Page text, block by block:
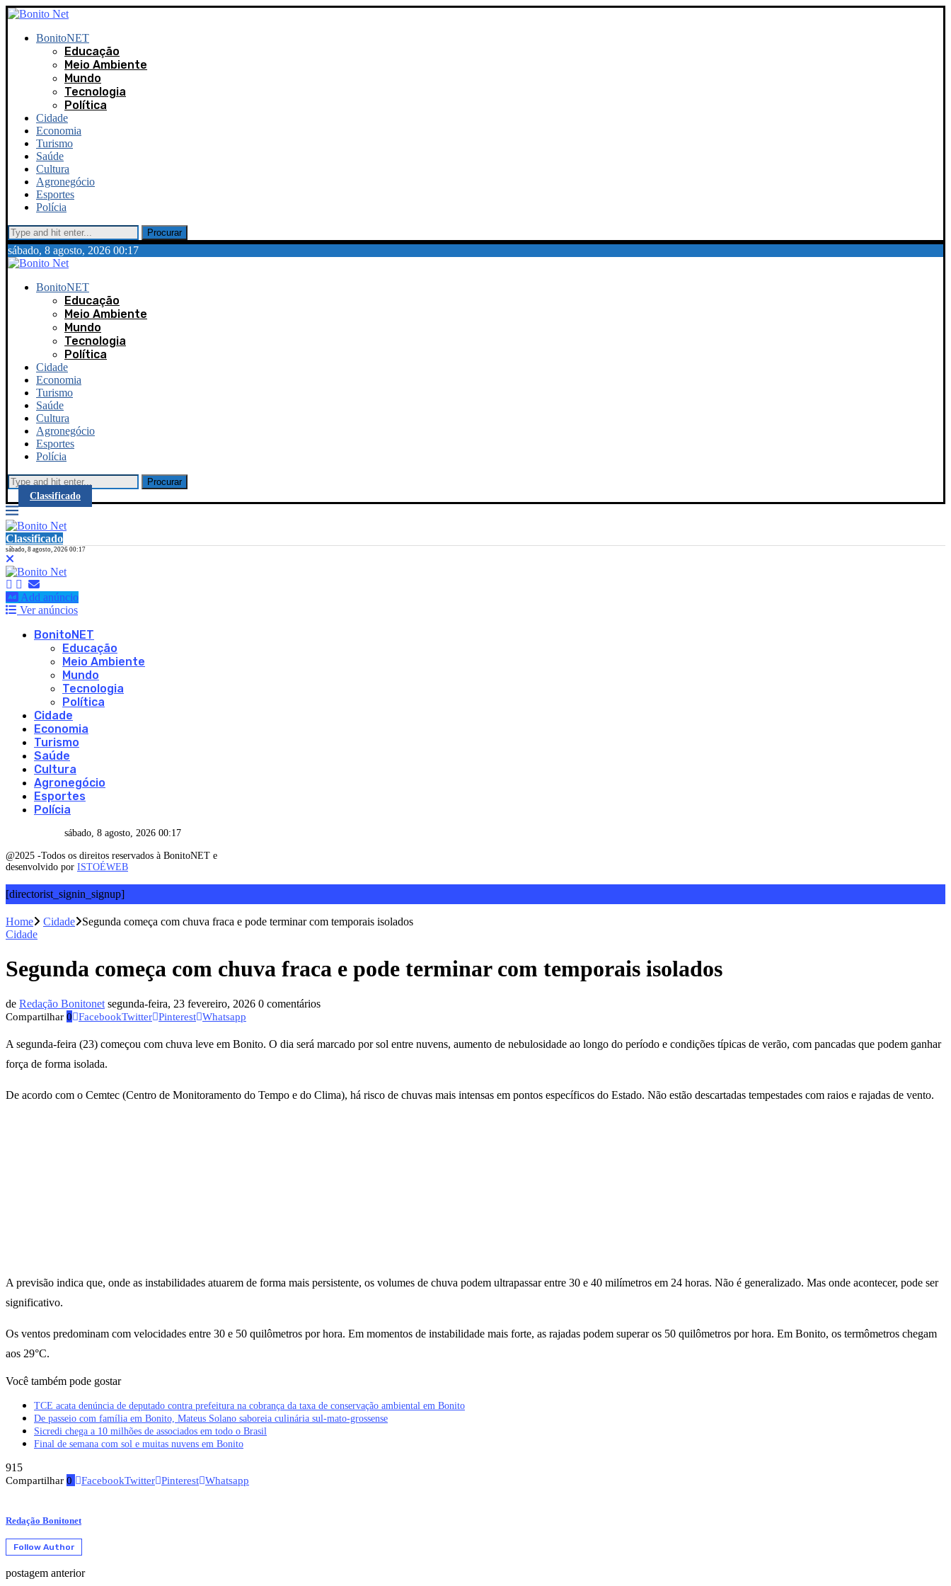
BonitoNET
Educação
Meio Ambiente
Mundo
Tecnologia
Política
Cidade
Economia
Turismo
Saúde
Cultura
Agronegócio
Esportes
Polícia
Procurar
sábado, 8 agosto, 2026 00:17
BonitoNET
Educação
Meio Ambiente
Mundo
Tecnologia
Política
Cidade
Economia
Turismo
Saúde
Cultura
Agronegócio
Esportes
Polícia
Procurar
Classificado
Classificado
sábado, 8 agosto, 2026 00:17
Add anúncio
Ver anúncios
BonitoNET
Educação
Meio Ambiente
Mundo
Tecnologia
Política
Cidade
Economia
Turismo
Saúde
Cultura
Agronegócio
Esportes
Polícia
sábado, 8 agosto, 2026 00:17
@2025 -Todos os direitos reservados à BonitoNET e
desenvolvido por ISTOÉWEB
[directorist_signin_signup]
Home Cidade
Segunda começa com chuva fraca e pode terminar com temporais isolados
Cidade
Segunda começa com chuva fraca e pode terminar com temporais isolados
de Redação Bonitonet segunda-feira, 23 fevereiro, 2026 0 comentários
Compartilhar 0 FacebookTwitter Pinterest Whatsapp
A segunda-feira (23) começou com chuva leve em Bonito. O dia será marcado por sol entre nuvens, aumento de nebulosidade ao longo do período e condições típicas de verão, com pancadas que podem ganhar
força de forma isolada.
De acordo com o Cemtec (Centro de Monitoramento do Tempo e do Clima), há risco de chuvas mais intensas em pontos específicos do Estado. Não estão descartadas tempestades com raios e rajadas de vento.
A previsão indica que, onde as instabilidades atuarem de forma mais persistente, os volumes de chuva podem ultrapassar entre 30 e 40 milímetros em 24 horas. Não é generalizado. Mas onde acontecer, pode ser
significativo.
Os ventos predominam com velocidades entre 30 e 50 quilômetros por hora. Em momentos de instabilidade mais forte, as rajadas podem superar os 50 quilômetros por hora. Em Bonito, os termômetros chegam
aos 29°C.
Você também pode gostar
TCE acata denúncia de deputado contra prefeitura na cobrança da taxa de conservação ambiental em Bonito
De passeio com família em Bonito, Mateus Solano saboreia culinária sul-mato-grossense
Sicredi chega a 10 milhões de associados em todo o Brasil
Final de semana com sol e muitas nuvens em Bonito
915
Compartilhar 0 FacebookTwitter Pinterest Whatsapp
Redação Bonitonet
Follow Author
postagem anterior